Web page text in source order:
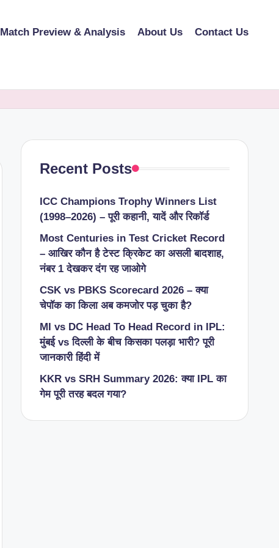
Match Preview & Analysis About Us Contact Us
Recent Posts
ICC Champions Trophy Winners List
(1998–2026) – पूरी कहानी, यादें और रिकॉर्ड
Most Centuries in Test Cricket Record
– आखिर कौन है टेस्ट क्रिकेट का असली बादशाह,
नंबर 1 देखकर दंग रह जाओगे
CSK vs PBKS Scorecard 2026 – क्या
चेपॉक का किला अब कमजोर पड़ चुका है?
MI vs DC Head To Head Record in IPL:
मुंबई vs दिल्ली के बीच किसका पलड़ा भारी? पूरी
जानकारी हिंदी में
KKR vs SRH Summary 2026: क्या IPL का
गेम पूरी तरह बदल गया?